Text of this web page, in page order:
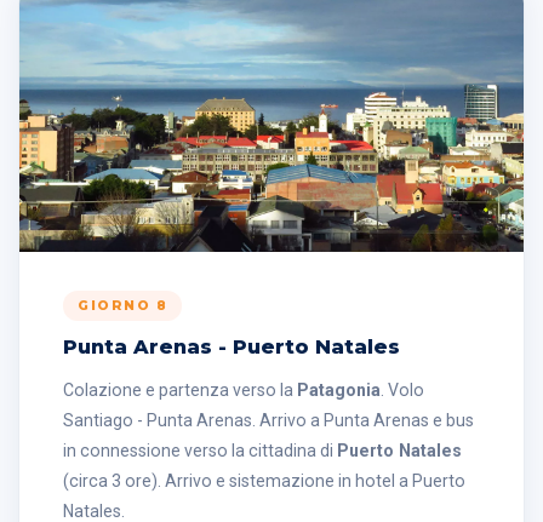
GIORNO 8
Punta Arenas - Puerto Natales
Colazione e partenza verso la Patagonia . Volo
Santiago - Punta Arenas. Arrivo a Punta Arenas e bus
in connessione verso la cittadina di Puerto Natales
(circa 3 ore). Arrivo e sistemazione in hotel a Puerto
Natales.